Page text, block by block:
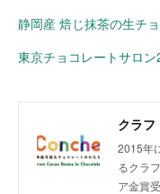
静岡産 焙じ抹茶の生チ
東京チョコレートサロ
クラ
2015年
るクラ
ア金賞